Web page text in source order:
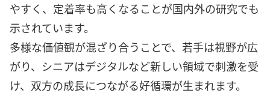
やすく、定着率も高くなることが国内外の研究でも
示されています。
多様な価値観が混ざり合うことで、若手は視野が広
がり、シニアはデジタルなど新しい領域で刺激を受
け、双方の成長につながる好循環が生まれます。